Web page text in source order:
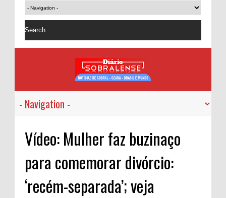
Vídeo: Mulher faz buzinaço
para comemorar divórcio:
‘recém-separada’; veja